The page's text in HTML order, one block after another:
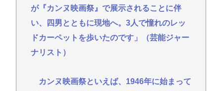
は…」[8/6]
【東京】睡眠時無呼吸症候群診断後に死亡事故=運転
の無職男（34）、独断で治療中断-危険運転致死罪適
用も
両論www
が『カンヌ映画祭』で展示されることに伴
い、四男とともに現地へ。3人で憧れのレッ
ドカーペットを歩いたのです」（芸能ジャー
ナリスト）
カンヌ映画祭といえば、1946年に始まって